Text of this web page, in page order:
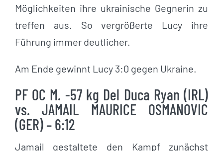
Möglichkeiten ihre ukrainische Gegnerin zu
treffen aus. So vergrößerte Lucy ihre
Führung immer deutlicher.
Am Ende gewinnt Lucy 3:0 gegen Ukraine.
PF OC M. -57 kg Del Duca Ryan (IRL)
vs. JAMAIL MAURICE OSMANOVIC
(GER) – 6:12
Jamail gestaltete den Kampf zunächst